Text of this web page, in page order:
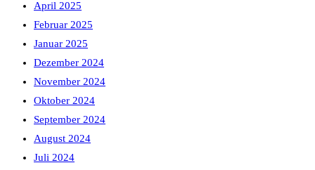
April 2025
Februar 2025
Januar 2025
Dezember 2024
November 2024
Oktober 2024
September 2024
August 2024
Juli 2024